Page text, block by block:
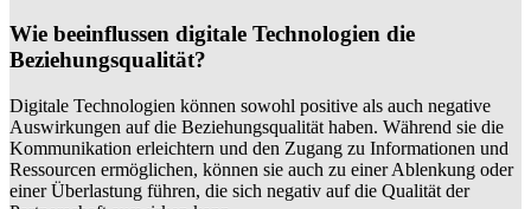
Wie beeinflussen digitale Technologien die
Beziehungsqualität?
Digitale Technologien können sowohl positive als auch negative
Auswirkungen auf die Beziehungsqualität haben. Während sie die
Kommunikation erleichtern und den Zugang zu Informationen und
Ressourcen ermöglichen, können sie auch zu einer Ablenkung oder
einer Überlastung führen, die sich negativ auf die Qualität der